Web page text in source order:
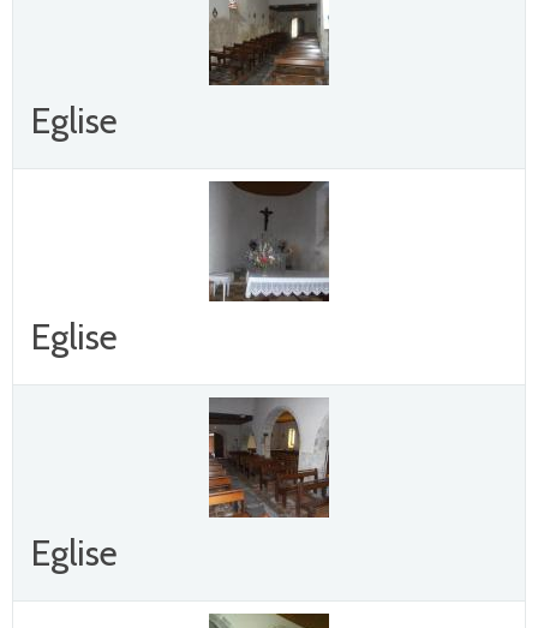
Eglise
Eglise
Eglise